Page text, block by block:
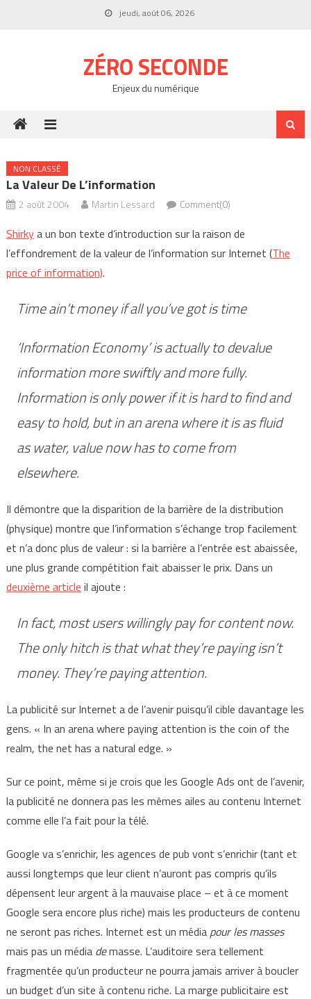
jeudi, août 06, 2026
ZÉRO SECONDE
Enjeux du numérique
NON CLASSÉ
La Valeur De L’information
2 août 2004 Martin Lessard Comment(0)
Shirkya un bon texte d’introduction sur la raison de
l’effondrement de la valeur de l’information sur Internet (The
price of information).
Time ain’t money if all you’ve got is time
‘Information Economy’ is actually to devalue
information more swiftly and more fully.
Information is only power if it is hard to find and
easy to hold, but in an arena where it is as fluid
as water, value now has to come from
elsewhere.
Il démontre que la disparition de la barrière de la distribution
(physique) montre que l’information s’échange trop facilement
et n’a donc plus de valeur : si la barrière a l’entrée est abaissée,
une plus grande compétition fait abaisser le prix. Dans un
deuxième article il ajoute :
In fact, most users willingly pay for content now.
The only hitch is that what they’re paying isn’t
money. They’re paying attention.
La publicité sur Internet a de l’avenir puisqu’il cible davantage les
gens. « In an arena where paying attention is the coin of the
realm, the net has a natural edge. »
Sur ce point, même si je crois que les Google Ads ont de l’avenir,
la publicité ne donnera pas les mêmes ailes au contenu Internet
comme elle l’a fait pour la télé.
Google va s’enrichir, les agences de pub vont s’enrichir (tant et
aussi longtemps que leur client n’auront pas compris qu’ils
dépensent leur argent à la mauvaise place – et à ce moment
Google sera encore plus riche) mais les producteurs de contenu
ne seront pas riches. Internet est un média pour les masses
mais pas un média demasse. L’auditoire sera tellement
fragmentée qu’un producteur ne pourra jamais arriver à boucler
un budget d’un site à contenu riche. La marge publicitaire est